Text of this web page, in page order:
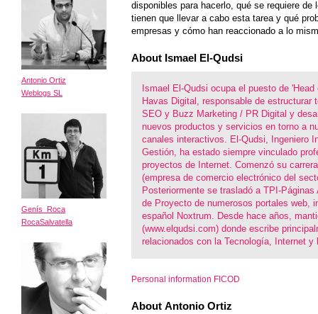
Antonio Ortiz
Weblogs SL
Genís Roca
RocaSalvatella
disponibles para hacerlo, qué se requiere de
tienen que llevar a cabo esta tarea y qué
empresas y cómo han reaccionado a lo
About Ismael El-Qudsi
Ismael El-Qudsi ocupa el puesto de 'Head
Havas Digital, responsable de estructurar
SEO y Buzz Marketing / PR Digital y
nuevos productos y servicios en torno a
canales interactivos. El-Qudsi, Ingeniero
Gestión, ha estado siempre vinculado
proyectos de Internet. Comenzó su
(empresa de comercio electrónico del
Posteriormente se trasladó a TPI-
de Proyecto de numerosos portales web,
español Noxtrum. Desde hace años,
(www.elqudsi.com) donde escribe
relacionados con la Tecnología, Internet y
Personal information FICOD
About Antonio Ortiz